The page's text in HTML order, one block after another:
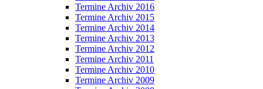
Termine Archiv 2016
Termine Archiv 2015
Termine Archiv 2014
Termine Archiv 2013
Termine Archiv 2012
Termine Archiv 2011
Termine Archiv 2010
Termine Archiv 2009